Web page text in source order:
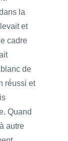
la
et
cadre
de
réussi et
Quand
autre